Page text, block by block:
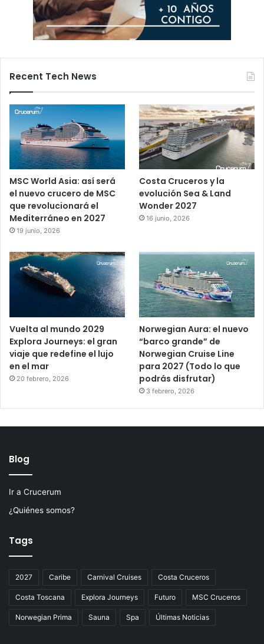
Recent Tech News
MSC World Asia: así será
el nuevo crucero de MSC
que revolucionará el
Mediterráneo en 2027
19 junio, 2026
Costa Cruceros y la
evolución Sea & Land
Wonder 2027
16 junio, 2026
Vuelta al mundo 2029
Explora Journeys: el gran
viaje que redefine el lujo
en el mar
20 febrero, 2026
Norwegian Aura: el nuevo
“barco grande” de
Norwegian Cruise Line
para 2027 (Todo lo que
podrás disfrutar)
3 febrero, 2026
Blog
Ir a Crucerum
¿Quiénes somos?
Tags
2027 Caribe Carnival Cruises Costa Cruceros
Costa Toscana Explora Journeys Futuro MSC Cruceros
Norwegian Prima Sauna Spa Últimas Noticias